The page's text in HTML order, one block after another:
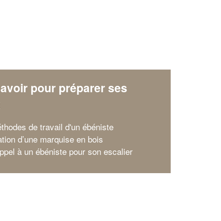
pour préparer ses
de travail d'un ébéniste
d’une marquise en bois
à un ébéniste pour son escalier